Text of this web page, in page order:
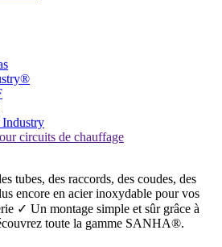
circuits de chauffage
tubes, des raccords, des coudes, des
encore en acier inoxydable pour vos
✓ Un montage simple et sûr grâce à
toute la gamme SANHA®.